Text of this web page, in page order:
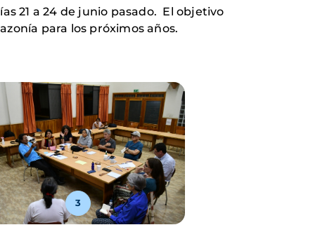
21 a 24 de junio pasado. El objetivo
para los próximos años.
3